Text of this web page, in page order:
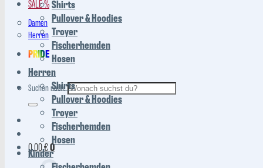
SALE %
Damen
Herren
PRIDE
Suchen nach:
0,00€0
Shirts
Pullover & Hoodies
Troyer
Fischerhemden
Hosen
Herren
Shirts
Pullover & Hoodies
Troyer
Fischerhemden
Hosen
Kinder